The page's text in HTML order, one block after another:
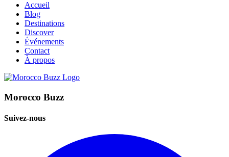
Accueil
Blog
Destinations
Discover
Événements
Contact
À propos
Morocco Buzz
Suivez-nous